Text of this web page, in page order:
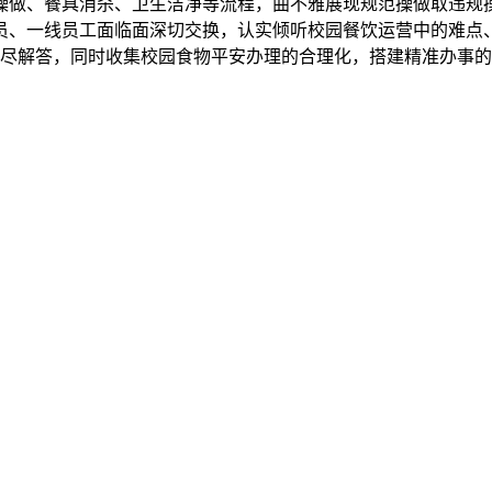
、餐具消杀、卫生洁净等流程，曲不雅展现规范操做取违
一线员工面临面深切交换，认实倾听校园餐饮运营中的难
解答，同时收集校园食物平安办理的合理化，搭建精准办事